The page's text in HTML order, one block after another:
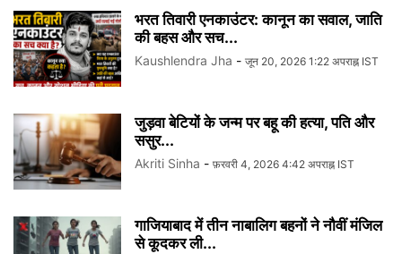
भरत तिवारी एनकाउंटर: कानून का सवाल, जाति
की बहस और सच...
Kaushlendra Jha - जून 20, 2026 1:22 अपराह्न IST
जुड़वा बेटियों के जन्म पर बहू की हत्या, पति और
ससुर...
Akriti Sinha - फ़रवरी 4, 2026 4:42 अपराह्न IST
गाजियाबाद में तीन नाबालिग बहनों ने नौवीं मंजिल
से कूदकर ली...